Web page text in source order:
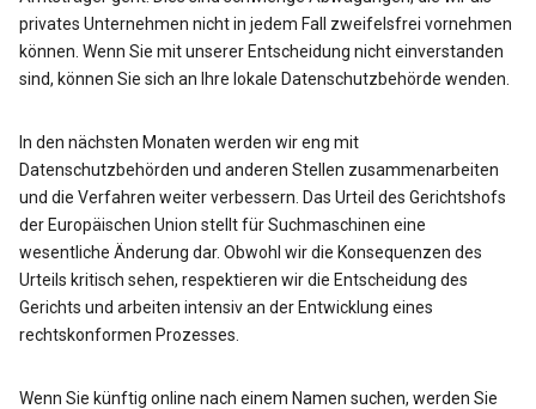
privates Unternehmen nicht in jedem Fall zweifelsfrei vornehmen
können. Wenn Sie mit unserer Entscheidung nicht einverstanden
sind, können Sie sich an Ihre lokale Datenschutzbehörde wenden.
In den nächsten Monaten werden wir eng mit
Datenschutzbehörden und anderen Stellen zusammenarbeiten
und die Verfahren weiter verbessern. Das Urteil des Gerichtshofs
der Europäischen Union stellt für Suchmaschinen eine
wesentliche Änderung dar. Obwohl wir die Konsequenzen des
Urteils kritisch sehen, respektieren wir die Entscheidung des
Gerichts und arbeiten intensiv an der Entwicklung eines
rechtskonformen Prozesses.
Wenn Sie künftig online nach einem Namen suchen, werden Sie